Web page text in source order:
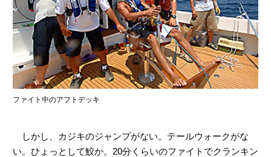
ファイト中のアフトデッキ
しかし、カジキのジャンプがない。テールウォークがな
い。ひょっとして鮫か。20分くらいのファイトでクランキン